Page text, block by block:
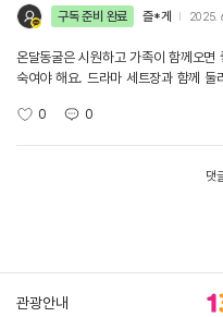
구독 준비 완료 즐*게 2025.
온달동굴은 시원하고 가족이 함께오
숙여야 해요. 드라마 세트장과 함께 둘
0 0
댓
관광안내